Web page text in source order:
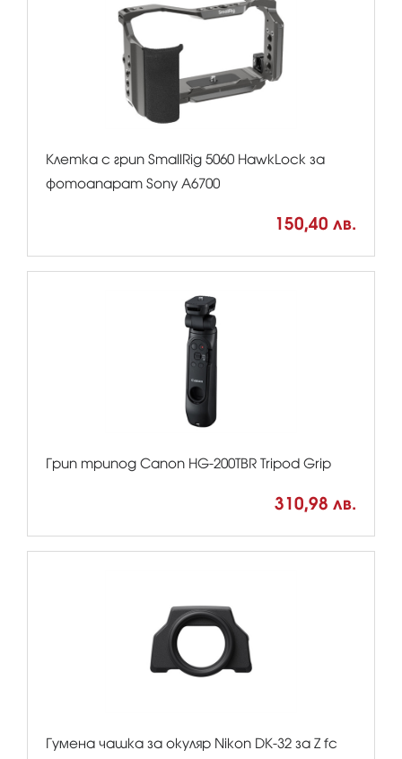
Клетка с грип SmallRig 5060 HawkLock за
фотоапарат Sony A6700
150,40 лв.
Грип трипод Canon HG-200TBR Tripod Grip
310,98 лв.
Гумена чашка за окуляр Nikon DK-32 за Z fc